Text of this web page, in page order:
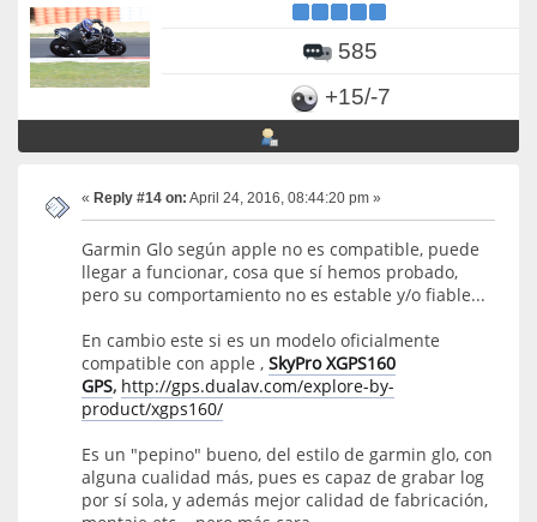
585
+15/-7
« Reply #14 on: April 24, 2016, 08:44:20 pm »
Garmin Glo según apple no es compatible, puede
llegar a funcionar, cosa que sí hemos probado,
pero su comportamiento no es estable y/o fiable...
En cambio este si es un modelo oficialmente
compatible con apple , SkyPro XGPS160
GPS, http://gps.dualav.com/explore-by-
product/xgps160/
Es un "pepino" bueno, del estilo de garmin glo, con
alguna cualidad más, pues es capaz de grabar log
por sí sola, y además mejor calidad de fabricación,